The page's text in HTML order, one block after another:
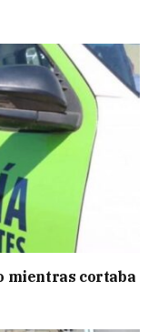
mientras cortaba